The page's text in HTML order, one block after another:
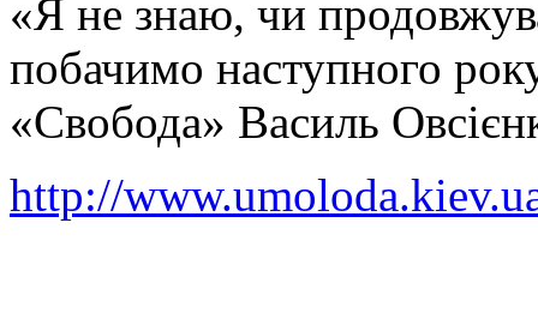
«Я не знаю, чи
побачимо наступного
«Свобода» Василь
http://